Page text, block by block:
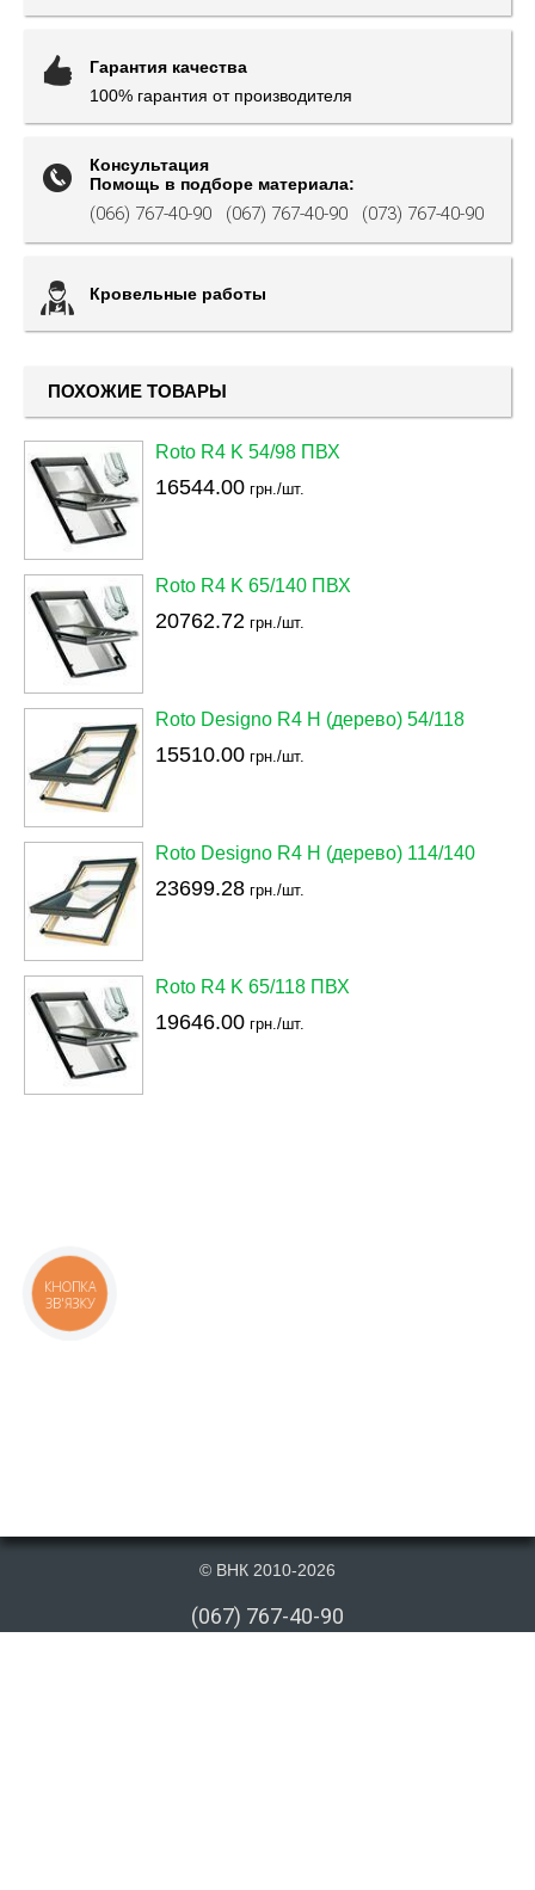
Гарантия качества
100% гарантия от производителя
Консультация
Помощь в подборе материала:
(066) 767-40-90 (067) 767-40-90 (073) 767-40-90
Кровельные работы
ПОХОЖИЕ ТОВАРЫ
Roto R4 K 54/98 ПВХ
16544.00 грн./шт.
Roto R4 K 65/140 ПВХ
20762.72 грн./шт.
Roto Designo R4 H (дерево) 54/118
15510.00 грн./шт.
Roto Designo R4 H (дерево) 114/140
23699.28 грн./шт.
Roto R4 K 65/118 ПВХ
19646.00 грн./шт.
© ВНК 2010-2026
(067) 767-40-90
КНОПКА
ЗВ'ЯЗКУ